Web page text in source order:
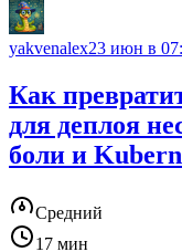
yakvenalex23 июн в
Как
для деплоя
боли и
Средний
17 мин